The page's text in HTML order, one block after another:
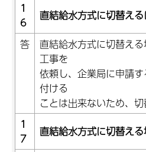
1
6
直結給水方式に切替え
答
直結給水方式に切替え
工事を
依頼し、企業局に申請
付ける
ことは出来ないため、
1
7
直結給水方式に切替え